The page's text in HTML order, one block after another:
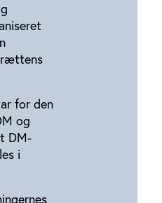
for den
og
DM-
i